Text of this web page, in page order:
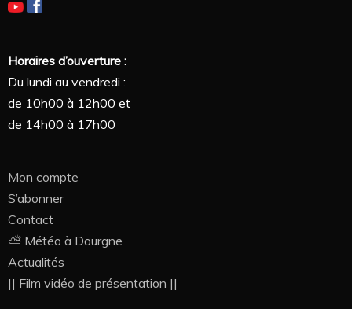
Horaires d’ouverture :
Du lundi au vendredi :
de 10h00 à 12h00 et
de 14h00 à 17h00
Mon compte
S’abonner
Contact
⛅ Météo à Dourgne
Actualités
|| Film vidéo de présentation ||